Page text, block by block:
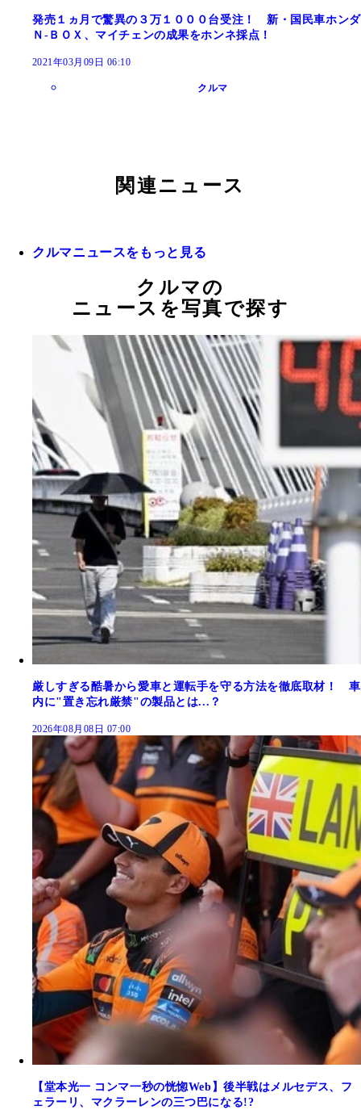
発売１ヵ月で驚異の３万１０００台受注！ 新・国民車ホンダ
Ｎ‐ＢＯＸ、マイチェンの成果をホンネ採点！
2021年03月09日 06:10
クルマ
関連ニュース
クルマニュースをもっと見る
クルマの
ニュースを写真で探す
厳しすぎる酷暑から愛車と運転手を守る方法を徹底取材！ 車
内に"置き忘れ厳禁"の製品とは...？
2026年08月08日 07:00
【堂本光一 コンマ一秒の恍惚Web】後半戦はメルセデス、フ
ェラーリ、マクラーレンの三つ巴になる!?